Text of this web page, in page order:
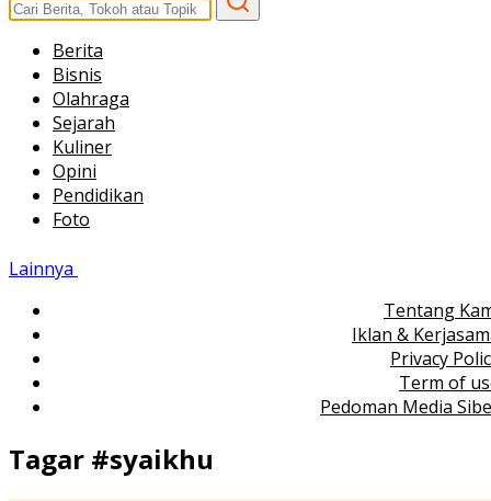
Berita
Bisnis
Olahraga
Sejarah
Kuliner
Opini
Pendidikan
Foto
Lainnya
Tentang
Iklan &
Privacy
Term of
Pedoman Media
Tagar #syaikhu